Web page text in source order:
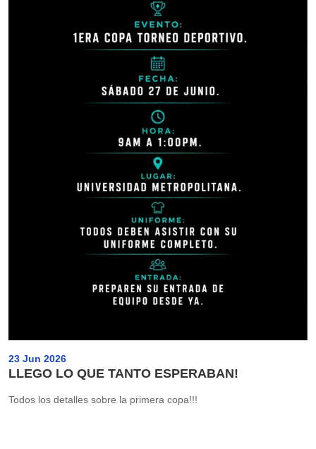
23 Jun 2026
LLEGO LO QUE TANTO ESPERABAN!
Todos los detalles sobre la primera copa!!!